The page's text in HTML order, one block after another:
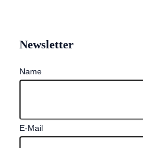
Newsletter
Name
E-Mail